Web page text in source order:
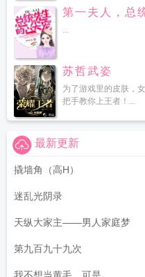
第一夫人，总
...
苏哲武姿
为了游戏里的皮肤，
把手教你上王者！...
最新更新
撬墙角（高H）
迷乱光阴录
天纵大家主——男人家庭梦
第九百九十九次